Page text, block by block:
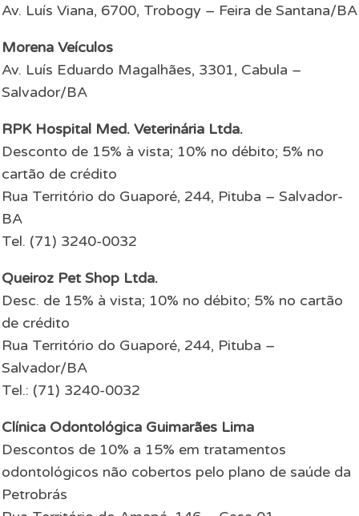
Av. Luís Viana, 6700, Trobogy – Feira de Santana/BA
Morena Veículos
Av. Luís Eduardo Magalhães, 3301, Cabula –
Salvador/BA
RPK Hospital Med. Veterinária Ltda.
Desconto de 15% à vista; 10% no débito; 5% no
cartão de crédito
Rua Território do Guaporé, 244, Pituba – Salvador-
BA
Tel. (71) 3240-0032
Queiroz Pet Shop Ltda.
Desc. de 15% à vista; 10% no débito; 5% no cartão
de crédito
Rua Território do Guaporé, 244, Pituba –
Salvador/BA
Tel.: (71) 3240-0032
Clínica Odontológica Guimarães Lima
Descontos de 10% a 15% em tratamentos
odontológicos não cobertos pelo plano de saúde da
Petrobrás